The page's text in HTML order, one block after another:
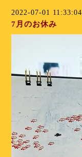
2022-07-01 11:33:04
7月のお休み